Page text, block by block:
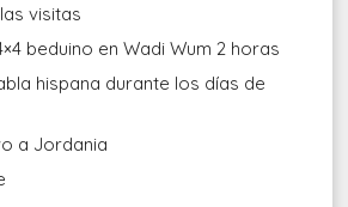
visitas
beduino en Wadi Wum 2 horas
hispana durante los días de
a Jordania